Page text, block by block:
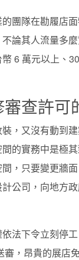
團隊在勘履店
論其人流量多
6 萬元以上、
查許可
，又沒有動到
的實務中是極
，只要變更牆
公司，向地方
法下令立刻停
，昂貴的展店